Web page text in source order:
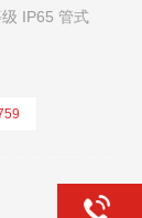
IP65 管式